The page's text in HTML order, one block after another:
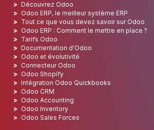
Découvrez Odoo
Odoo ERP, le meilleur système ERP
Tout ce que vous devez savoir sur Odoo
Odoo ERP : Comment le mettre en place ?
Tarifs Odoo
Documentation d'Odoo
Odoo et évolutivité
Connecteur Odoo
Odoo Shopify
Intégration Odoo Quickbooks
Odoo CRM
Odoo Accounting
Odoo Inventory
Odoo Sales Forces